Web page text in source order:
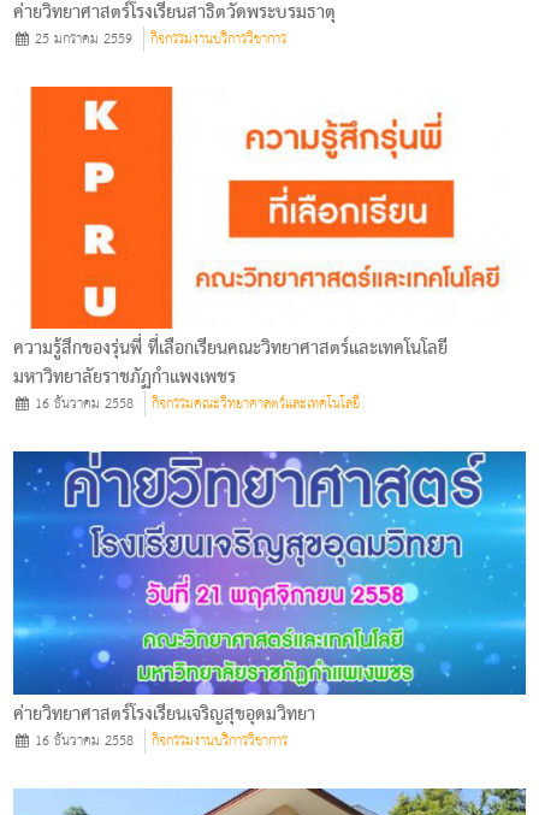
ค่ายวิทยาศาสตร์โรงเรียนสาธิตวัดพระบรมธาตุ
25 มกราคม 2559 กิจกรรมงานบริการวิชาการ
ความรู้สึกของรุ่นพี่ ที่เลือกเรียนคณะวิทยาศาสตร์และเทคโนโลยี
มหาวิทยาลัยราชภัฏกำแพงเพชร
16 ธันวาคม 2558 กิจกรรมคณะวิทยาศาสตร์และเทคโนโลยี
ค่ายวิทยาศาสตร์โรงเรียนเจริญสุขอุดมวิทยา
16 ธันวาคม 2558 กิจกรรมงานบริการวิชาการ